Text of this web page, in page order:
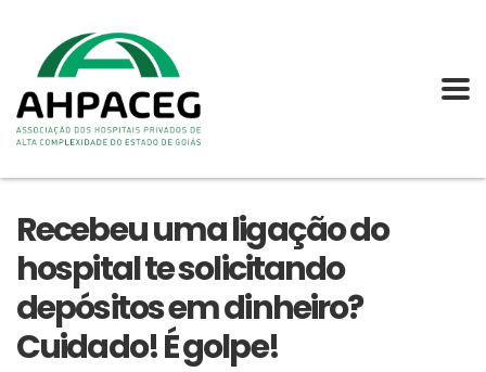
Recebeu uma ligação do
hospital te solicitando
depósitos em dinheiro?
Cuidado! É golpe!